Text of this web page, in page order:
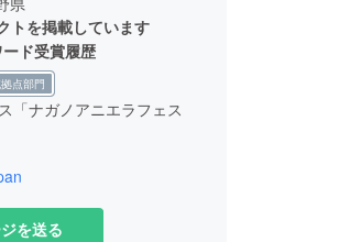
トを掲載しています
ド受賞履歴
点部門
「ナガノアニエラフェス
を送る